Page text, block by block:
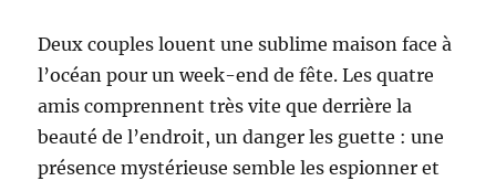
Deux couples louent une sublime maison face à
l’océan pour un week-end de fête. Les quatre
amis comprennent très vite que derrière la
beauté de l’endroit, un danger les guette : une
présence mystérieuse semble les espionner et